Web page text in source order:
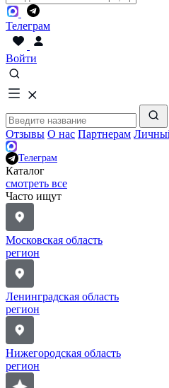
Телеграм
Войти
Отзывы О нас Партнерам
Телеграм
Каталог
смотреть все
Часто ищут
Московская область
регион
Ленинградская область
регион
Нижегородская область
регион